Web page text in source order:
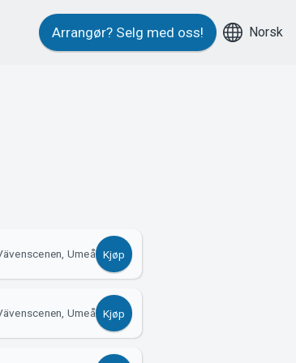
Arrangør? Selg med oss! Norsk
Umeå Kjøp
Umeå Kjøp